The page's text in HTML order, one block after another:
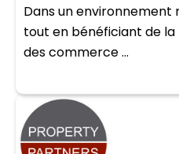
Dans un
tout en bénéficiant de
des commerce ...